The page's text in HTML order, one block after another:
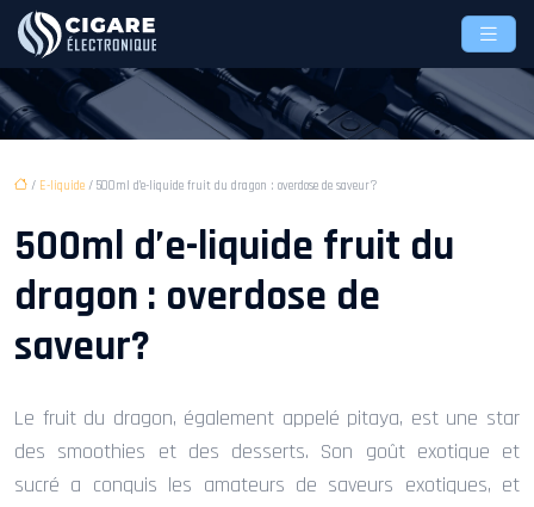
/ E-liquide / 500ml d’e-liquide fruit du dragon : overdose de saveur?
500ml d’e-liquide fruit du
dragon : overdose de
saveur?
Le fruit du dragon, également appelé pitaya, est une star
des smoothies et des desserts. Son goût exotique et
sucré a conquis les amateurs de saveurs exotiques, et